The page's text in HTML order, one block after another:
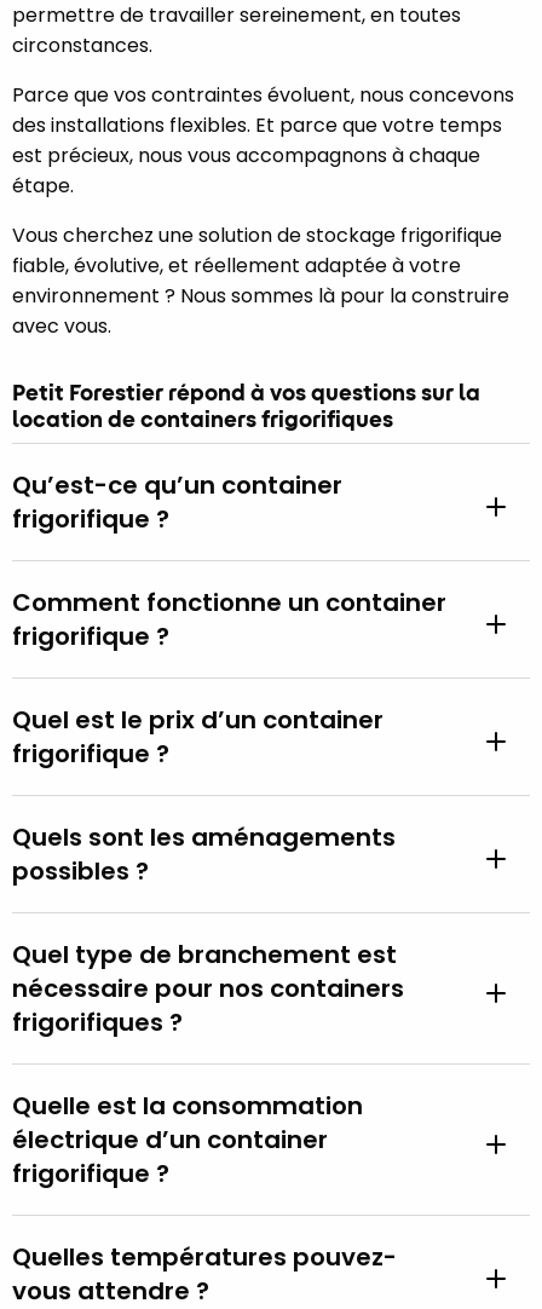
permettre de travailler sereinement, en toutes
circonstances.
Parce que vos contraintes évoluent, nous concevons
des installations flexibles. Et parce que votre temps
est précieux, nous vous accompagnons à chaque
étape.
Vous cherchez une solution de stockage frigorifique
fiable, évolutive, et réellement adaptée à votre
environnement ? Nous sommes là pour la construire
avec vous.
Petit Forestier répond à vos questions sur la
location de containers frigorifiques
Qu’est-ce qu’un container
frigorifique ?
Comment fonctionne un container
frigorifique ?
Quel est le prix d’un container
frigorifique ?
Quels sont les aménagements
possibles ?
Quel type de branchement est
nécessaire pour nos containers
frigorifiques ?
Quelle est la consommation
électrique d’un container
frigorifique ?
Quelles températures pouvez-
vous attendre ?